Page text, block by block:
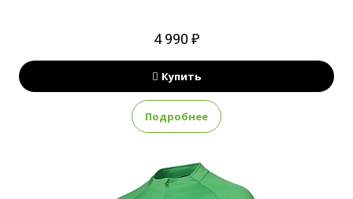
4 990 ₽
Купить
Подробнее